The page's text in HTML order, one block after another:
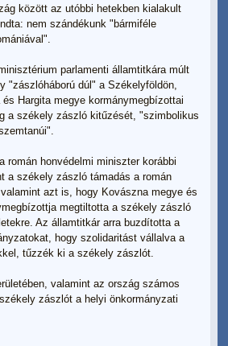
között az utóbbi hetekben kialakult
nem szándékunk "bármiféle
parlamenti államtitkára múlt
"zászlóháború dúl" a Székelyföldön,
Hargita megye kormánymegbízottai
a székely zászló kitűzését, "szimbolikus
román honvédelmi miniszter korábbi
a székely zászló támadás a román
azt is, hogy Kovászna megye és
megtiltotta a székely zászló
Az államtitkár arra buzdította a
hogy szolidaritást vállalva a
tűzzék ki a székely zászlót.
valamint az ország számos
zászlót a helyi önkormányzati